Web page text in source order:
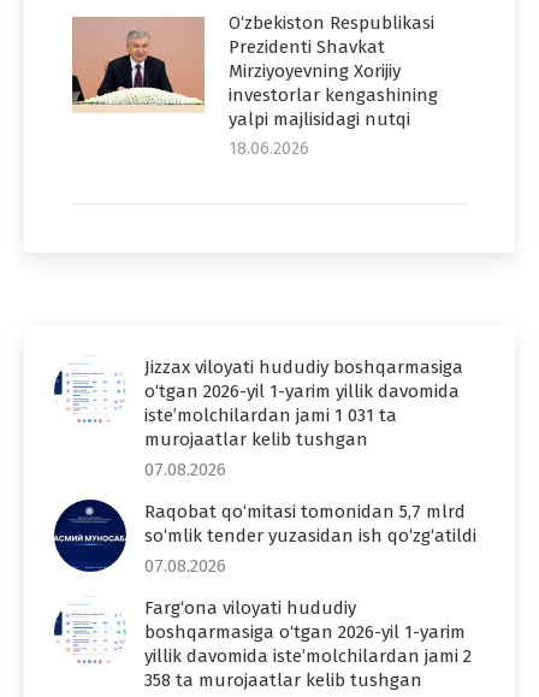
O‘zbekiston Respublikasi
Prezidenti Shavkat
Mirziyoyevning Xorijiy
investorlar kengashining
yalpi majlisidagi nutqi
18.06.2026
Jizzax viloyati hududiy boshqarmasiga
o‘tgan 2026-yil 1-yarim yillik davomida
iste’molchilardan jami 1 031 ta
murojaatlar kelib tushgan
07.08.2026
Raqobat qo‘mitasi tomonidan 5,7 mlrd
so‘mlik tender yuzasidan ish qo‘zg‘atildi
07.08.2026
Farg‘ona viloyati hududiy
boshqarmasiga o‘tgan 2026-yil 1-yarim
yillik davomida iste’molchilardan jami 2
358 ta murojaatlar kelib tushgan